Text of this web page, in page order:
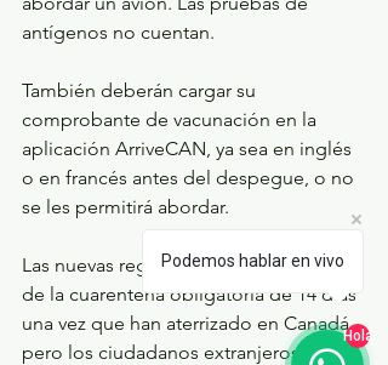
antígenos no cuentan.
También deberán cargar su
comprobante de vacunación en la
aplicación ArriveCAN, ya sea en inglés
o en francés antes del despegue, o no
se les permitirá abordar.
Las nuevas reglas eximen a los viajeros
de la cuarentena obligatoria de 14 días
una vez que han aterrizado en Canadá,
pero los ciudadanos extranjeros
Podemos hablar en vivo
Hola